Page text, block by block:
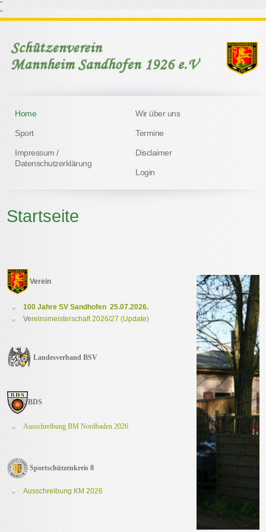
"
"
Home Wir über uns
Sport Termine
Impressum /
Datenschutzerklärung
Disclaimer
Login
Startseite
Verein
100 Jahre SV Sandhofen 25.07.2026.
Vereinsmeisterschaft 2026/27 (Update)
Landesverband BSV
BDS
Ausschreibung BM Nordbaden 2026
Sportschützenkreis 8
Ausschreibung KM 2026